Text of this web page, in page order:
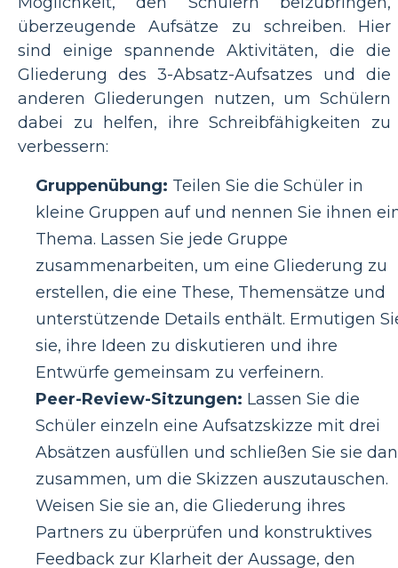
überzeugende Aufsätze zu schreiben. Hier
sind einige spannende Aktivitäten, die die
Gliederung des 3-Absatz-Aufsatzes und die
anderen Gliederungen nutzen, um Schülern
dabei zu helfen, ihre Schreibfähigkeiten zu
verbessern:
Gruppenübung: Teilen Sie die Schüler in
kleine Gruppen auf und nennen Sie ihnen
Thema. Lassen Sie jede Gruppe
zusammenarbeiten, um eine Gliederung zu
erstellen, die eine These, Themensätze und
unterstützende Details enthält. Ermutigen
sie, ihre Ideen zu diskutieren und ihre
Entwürfe gemeinsam zu verfeinern.
Peer-Review-Sitzungen: Lassen Sie die
Schüler einzeln eine Aufsatzskizze mit drei
Absätzen ausfüllen und schließen Sie sie
zusammen, um die Skizzen auszutauschen.
Weisen Sie sie an, die Gliederung ihres
Partners zu überprüfen und konstruktives
Feedback zur Klarheit der Aussage, den